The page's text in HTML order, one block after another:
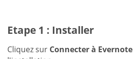
Etape 1 : Installer
Cliquez sur Connecter à Evernote